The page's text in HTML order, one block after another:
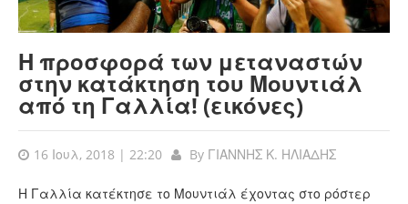
Η προσφορά των μεταναστών
στην κατάκτηση του Μουντιάλ
από τη Γαλλία! (εικόνες)
16 Ιουλ, 2018 | 22:20 By ΓΙΑΝΝΗΣ Κ. ΗΛΙΑΔΗΣ
Η Γαλλία κατέκτησε το Μουντιάλ έχοντας στο ρόστερ